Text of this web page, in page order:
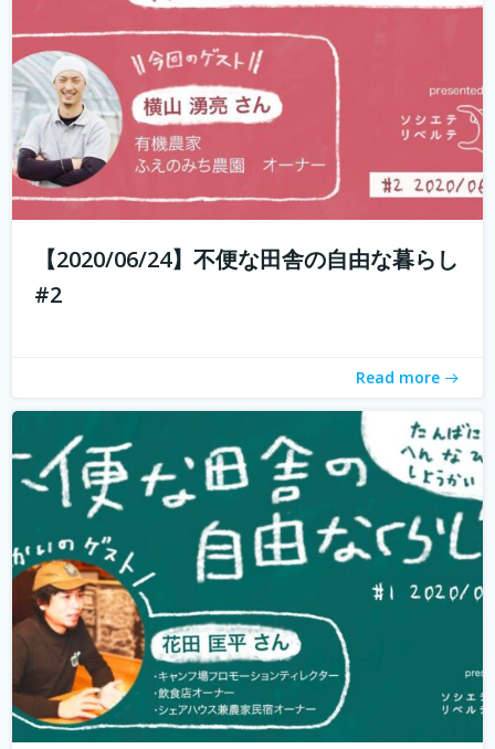
【2020/06/24】不便な田舎の自由な暮らし
#2
Read more
もしかして田舎のことを、遠いしコンビニないし仕事も無
いし、なんて思ってませんか？ 兵庫県丹波地域は「都会に
近い田舎」、住んでみるとあんがい不便を感じない。い
や、むしろ不便を楽しみ、自由に生きている人たちがい
る。 「不便な田舎の自由な暮らし」...続きを読む
週末農業とは、サラリーマンやOLなど本業を持っている人
が、週末だけ農業をすることです。 仕事を持っていても気
軽に農業体験ができます。 週末農業のメリットは、採れた
ての野菜を食べられること、そして心と体が自然に癒され